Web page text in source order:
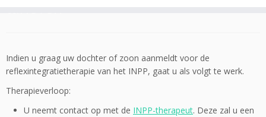
Indien u graag uw dochter of zoon aanmeldt voor de
reflexintegratietherapie van het INPP, gaat u als volgt te werk.
Therapieverloop:
U neemt contact op met de INPP-therapeut. Deze zal u een